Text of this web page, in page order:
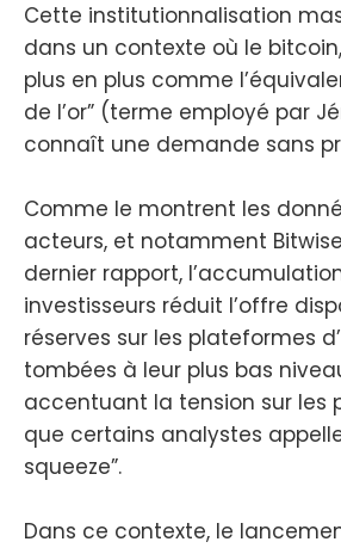
Cette institutionnalisation
dans un contexte où le
plus en plus comme
de l’or” (terme employé par
connaît une demande sans
Comme le montrent les
acteurs, et notamment
dernier rapport,
investisseurs réduit l’offre
réserves sur les plateformes
tombées à leur plus bas
accentuant la tension sur les
que certains analystes
squeeze”.
Dans ce contexte, le